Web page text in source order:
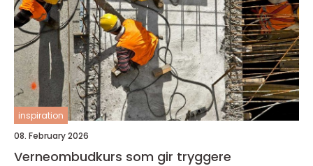
inspiration
08. February 2026
Verneombudkurs som gir tryggere